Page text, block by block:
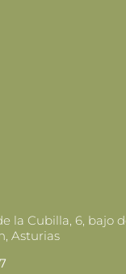
la Cubilla, 6, bajo
Asturias